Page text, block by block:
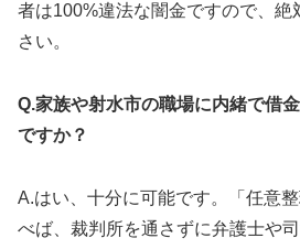
者は100%違法な闇金ですので、絶
さい。
Q.家族や射水市の職場に内緒で借
ですか？
A.はい、十分に可能です。「任意
べば、裁判所を通さずに弁護士や